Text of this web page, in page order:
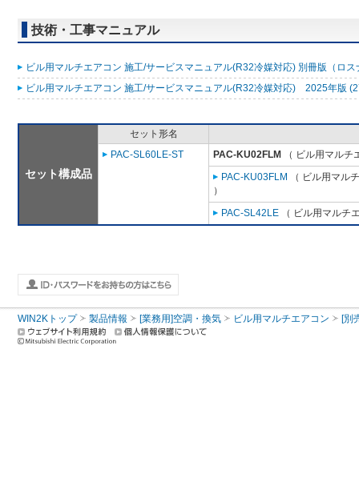
技術・工事マニュアル
ビル用マルチエアコン 施工/サービスマニュアル(R32冷媒対応) 別冊版（ロ
ビル用マルチエアコン 施工/サービスマニュアル(R32冷媒対応) 2025年版
セット構成品
セット形名
PAC-SL60LE-ST
PAC-KU02FLM
（ ビル用マルチ
PAC-KU03FLM
（ ビル用マル
）
PAC-SL42LE （ ビル用マルチ
WIN2Kトップ 製品情報 [業務用]空調・換気 ビル用マルチエアコン [別